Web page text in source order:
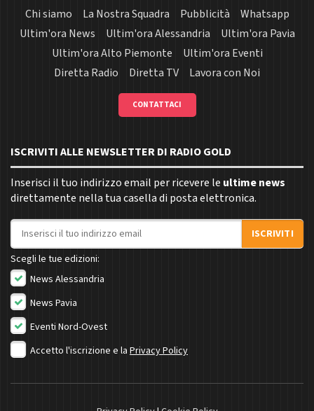
Chi siamo La Nostra Squadra Pubblicità
Whatsapp
Ultim'ora News
Ultim'ora Alessandria
Ultim'ora Pavia
Ultim'ora Alto Piemonte
Ultim'ora Eventi
Diretta Radio
Diretta TV Lavora con Noi
CONTATTACI
ISCRIVITI ALLE NEWSLETTER DI RADIO GOLD
Inserisci il tuo indirizzo email per ricevere le ultime news
direttamente nella tua casella di posta elettronica.
Indirizzo email
ISCRIVITI
Scegli le tue edizioni:
News Alessandria
News Pavia
Eventi Nord-Ovest
Accetto l'iscrizione e la Privacy Policy